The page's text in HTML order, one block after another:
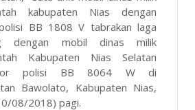
kabupaten Nias dengan
BB 1808 V tabrakan laga
dengan mobil dinas milik
Kabupaten Nias Selatan
polisi BB 8064 W di
Bawolato, Kabupaten Nias,
08/2018) pagi.